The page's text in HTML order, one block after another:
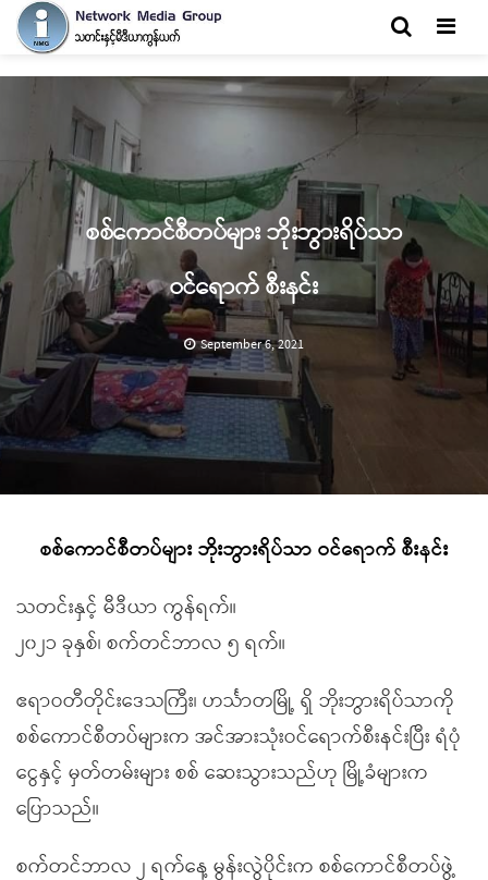
စစ်ကောင်စီတပ်များ ဘိုးဘွားရိပ်သာ
ဝင်ရောက် စီးနင်း
September 6, 2021
စစ်ကောင်စီတပ်များ ဘိုးဘွားရိပ်သာ ဝင်ရောက် စီးနင်း
သတင်းနှင့် မီဒီယာ ကွန်ရက်။
၂၀၂၁ ခုနှစ်၊ စက်တင်ဘာလ ၅ ရက်။
ဧရာဝတီတိုင်းဒေသကြီး၊ ဟင်္သာတမြို့ ရှိ ဘိုးဘွားရိပ်သာကို
စစ်ကောင်စီတပ်များက အင်အားသုံးဝင်ရောက်စီးနင်းပြီး ရံပုံ
ငွေနှင့် မှတ်တမ်းများ စစ် ဆေးသွားသည်ဟု မြို့ခံများက
ပြောသည်။
စက်တင်ဘာလ ၂ ရက်နေ့ မွန်းလွဲပိုင်းက စစ်ကောင်စီတပ်ဖွဲ့